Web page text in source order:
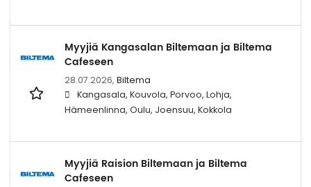
Myyjiä Kangasalan Biltemaan ja Biltema
Cafeseen
28.07.2026, Biltema
Kangasala, Kouvola, Porvoo, Lohja,
Hämeenlinna, Oulu, Joensuu, Kokkola
Myyjiä Raision Biltemaan ja Biltema
Cafeseen